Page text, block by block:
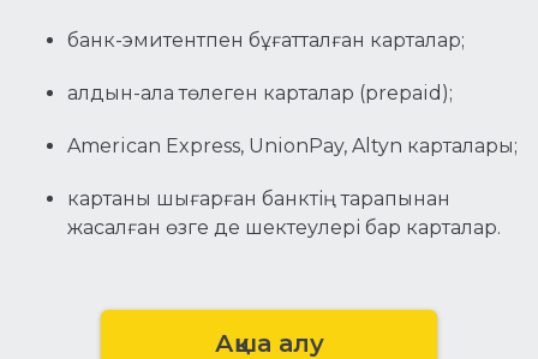
банк-эмитентпен бұғатталған карталар;
алдын-ала төлеген карталар (prepaid);
American Express, UnionPay, Altyn карталары;
картаны шығарған банктің тарапынан
жасалған өзге де шектеулері бар карталар.
Ақша алу